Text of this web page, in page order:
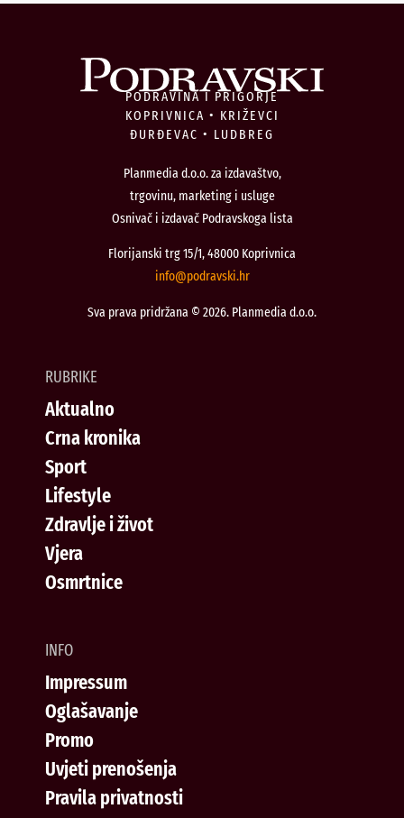
PODRAVINA I PRIGORJE
KOPRIVNICA • KRIŽEVCI
ĐURĐEVAC • LUDBREG
Planmedia d.o.o. za izdavaštvo,
trgovinu, marketing i usluge
Osnivač i izdavač Podravskoga lista
Florijanski trg 15/1, 48000 Koprivnica
rh.iksvardop
@ofni
Sva prava pridržana © 2026. Planmedia d.o.o.
RUBRIKE
Aktualno
Crna kronika
Sport
Lifestyle
Zdravlje i život
Vjera
Osmrtnice
INFO
Impressum
Oglašavanje
Promo
Uvjeti prenošenja
Pravila privatnosti